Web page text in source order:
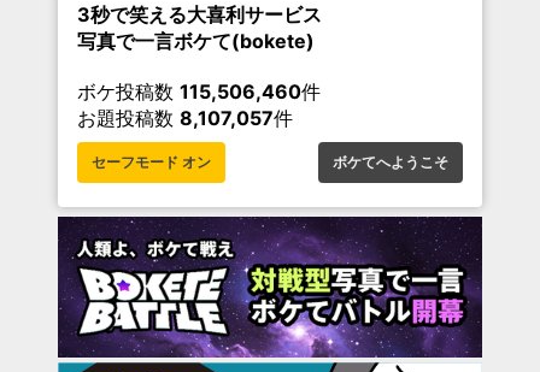
3秒で笑える大喜利サービス
写真で一言ボケて(bokete)
ボケ投稿数 115,506,460件
お題投稿数 8,107,057件
セーフモード オン ボケてへようこそ